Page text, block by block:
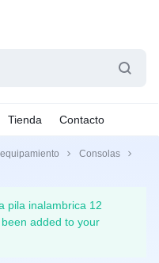
Tienda Contacto
Consolas
pila inalambrica 12
added to your